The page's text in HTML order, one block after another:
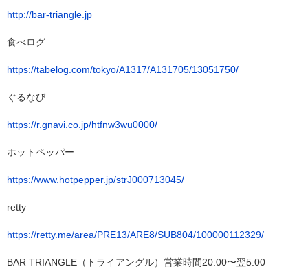
http://bar-triangle.jp
食べログ
https://tabelog.com/tokyo/A1317/A131705/13051750/
ぐるなび
https://r.gnavi.co.jp/htfnw3wu0000/
ホットペッパー
https://www.hotpepper.jp/strJ000713045/
retty
https://retty.me/area/PRE13/ARE8/SUB804/100000112329/
BAR TRIANGLE（トライアングル）営業時間20:00〜翌5:00